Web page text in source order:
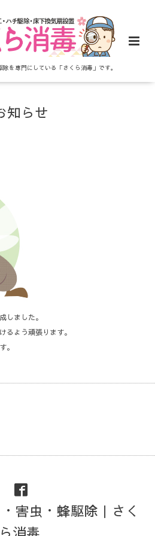
を専門にしている「さくら消毒」です。
知らせ
しました。
るよう頑張ります。
。
害虫・蜂駆除｜さく
ら消毒